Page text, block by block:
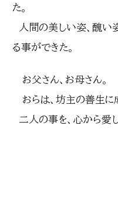
た。
人間の美しい姿、醜い
る事ができた。
お父さん、お母さん。
おらは、坊主の善生に
二人の事を、心から愛し